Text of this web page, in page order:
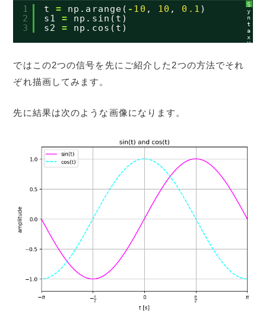
S
y
n
t
a
x
H
1
2
3
t = np.arange( - 10 , 10 , 0.1 )
s1 =
np.sin(t)
s2 = np.cos(t)
ではこの2つの信号を先にご紹介した2つの方法でそれ
ぞれ描画してみます。
先に結果は次のような画像になります。